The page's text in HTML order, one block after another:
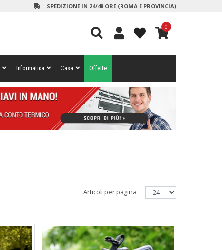
SPEDIZIONE IN 24/48 ORE (ROMA E PROVINCIA)
0
Informatica Casa Offerte
Articoli per pagina